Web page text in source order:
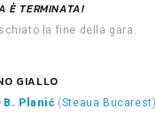
È TERMINATA!
la fine della gara.
GIALLO
B. Planić (Steaua Bucarest)